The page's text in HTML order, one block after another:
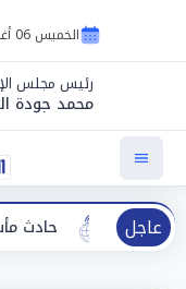
الخميس 06 أغسطس 2026
رئيس مجلس
محمد جودة
عاجل
حادث مأساوي.. ارتفاع ضحايا